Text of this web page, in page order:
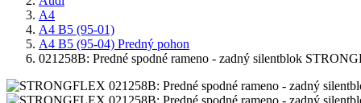
A4
A4 B5 (95-01)
A4 B5 (95-04) Predný pohon
021258B: Predné spodné rameno - zadný silentblok